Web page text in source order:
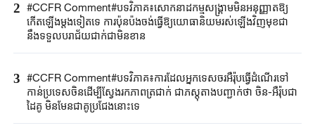
2 #CCFR ​Comment#បទវិភាគ​៖សោកនាដកម្ម​សង្គ្រាម​មិនអនុញ្ញាត​ឱ្យ
កើតឡើង​ម្តងទៀត​ទេ​ ការប៉ុនប៉ង​ចង់ធ្វើឱ្យ​​យោធានិយម​រស់ឡើងវិញ​មុខជា
នឹង​ទទួល​បរាជ័យជាក់​ជា​មិន​ខា​ន​
3 #CCFR ​Comment#បទវិភាគ​៖ការ​ដែល​​អ្នកទេសចរអឺរ៉ុប​ធ្វើដំណើរ​ទៅ
កាន់ប្រទេសចិន​ដើម្បីស្វែងរក​ភាពត្រជាក់​ ជាភស្តុតាង​បញ្ជាក់ថា​ ចិន-អឺរ៉ុប​ជា
ដៃគូ មិនមែនជា​គូប្រជែងនោះ​ទេ​